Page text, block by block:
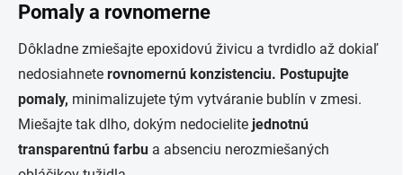
Pomaly a rovnomerne
Dôkladne zmiešajte epoxidovú živicu a tvrdidlo až dokiaľ
nedosiahnete rovnomernú konzistenciu. Postupujte
pomaly, minimalizujete tým vytváranie bublín v zmesi.
Miešajte tak dlho, dokým nedocielite jednotnú
transparentnú farbu a absenciu nerozmiešaných